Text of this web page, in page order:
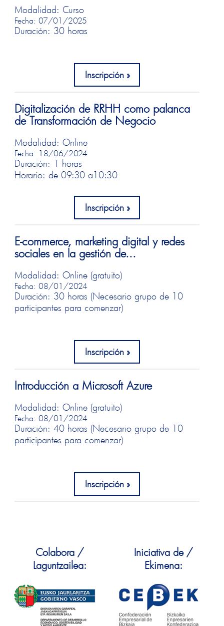
Modalidad: Curso
Fecha: 07/01/2025
Duración: 30 horas
Inscripción
Digitalización de RRHH como palanca
de Transformación de Negocio
Modalidad: Online
Fecha: 18/06/2024
Duración: 1 horas
Horario: de 09:30 a10:30
Inscripción
E-commerce, marketing digital y redes
sociales en la gestión de...
Modalidad: Online (gratuito)
Fecha: 08/01/2024
Duración: 30 horas (Necesario grupo de 10
participantes para comenzar)
Inscripción
Introducción a Microsoft Azure
Modalidad: Online (gratuito)
Fecha: 08/01/2024
Duración: 40 horas (Necesario grupo de 10
participantes para comenzar)
Inscripción
Colabora /
Laguntzailea:
Iniciativa de /
Ekimena: